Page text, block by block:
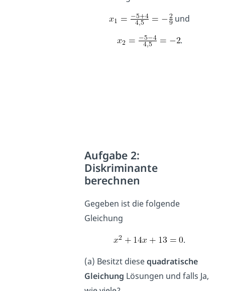
und
.
Aufgabe 2:
Diskriminante
berechnen
Gegeben ist die folgende
Gleichung
.
(a) Besitzt diesequadratische
Gleichung Lösungen und falls Ja,